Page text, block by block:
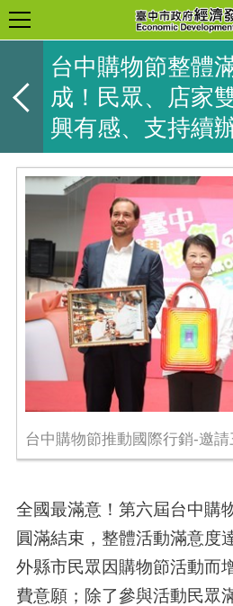
台中購物節整體
成！民眾、店家
興有感、支持續
台中購物節推動國際行銷-邀
全國最滿意！第六屆台中購
圓滿結束，整體活動滿意度
外縣市民眾因購物節活動而
費意願；除了參與活動民眾